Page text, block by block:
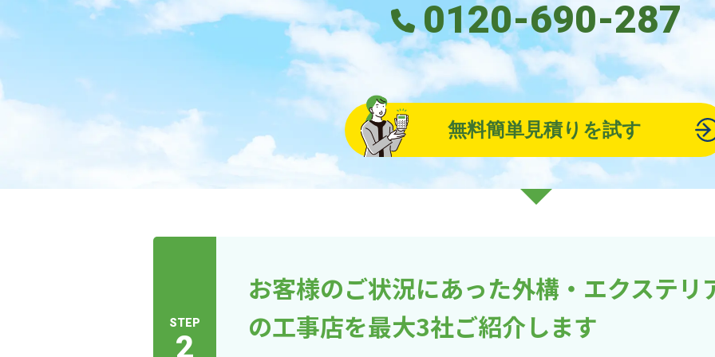
0120-690-287
無料簡単見積りを試す
STEP
2
お客様のご状況にあった外構・エクステリ
の工事店を最大3社ご紹介します